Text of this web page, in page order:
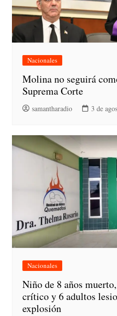
Nacionales
Molina no seguirá
Suprema Corte
samantharadio 3 de
Nacionales
Niño de 8 años
crítico y 6 adultos
explosión